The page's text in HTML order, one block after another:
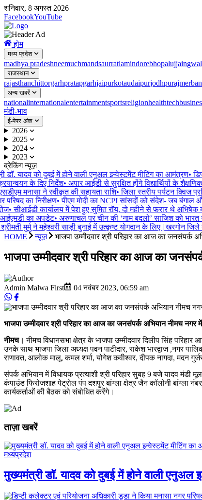
शनिवार, 8 अगस्त 2026
FacebookYouTube
होम
मध्य प्रदेश
madhya pradeshneemuchmandsaurratlamindorebhopalujjain
राजस्थान
rajasthanchittorgarhpratapgarhjaipurkotaudaipurjodhpurajmer
अन्य खबरें
nationalinternationalentertainmentsportsreligionhealthtech
मंडी-भाव
ई-पेपर अंक
2026
2025
2024
2023
ब्रेकिंग न्यूज़
डॉ. यादव को दुबई में होने वाली एनुअल इन्वेस्टमेंट मीटिंग का आमंत्रण•
के दिए निर्देश•अपार आईडी से सुरक्षित होंगे विद्यार्थियों के
मनासा ने स्वीकृत की सहायता राशि•जिला स्तरीय पर्यटन क्विज
का निरीक्षण•पीएम मोदी का NCPI सांसदों को संदेश- जब बंगाल
•सीआईडी ​​कार्यालय में पेश हुए सुमित रॉय, दो महीने से फरार थे अभिषेक
का अपडेट•अरुणाचल पर चीन की ‘नाम बदलो’ साजिश को भारत
मुर्मु ने महेश्वरी साड़ी बुनाई में उत्कृष्ट योगदान के लिए | खरगोन
HOME
न्यूज़ भाजपा उम्मीदवार श्री परिहार का आज का जनसंपर्क
भाजपा उम्मीदवार श्री परिहार का आज का
Admin Malwa First 04 नवंबर 2023, 06:59 am
भाजपा उम्मीदवार श्री परिहार का आज का जनसंपर्क अभियान नीमच नगर में
नीमच। नीमच विधानसभा क्षेत्र के भाजपा उम्मीदवार दिलीप सिंह
उनके साथ भाजपा जिला अध्यक्ष पवन पाटीदार, राकेश भारद्वाज ,नगर
राणावत, आलोक मालू, कमल शर्मा, योगेश कवीश्वर, दीपक नागदा, मदन
संपर्क अभियान में विधायक प्रत्याशी श्री परिहार सुबह 9 बजे यादव मंडी
कंपाउंड फिरोजशाह पेट्रोल पंप दशपुर बांग्ला क्षेत्र जैन कॉलोनी बांग्ला
कार्यकर्ताओं की बैठक को संबोधित करेंगे।
ताज़ा खबरें
मध्यप्रदेश
मुख्यमंत्री डॉ. यादव को दुबई में होने वाली